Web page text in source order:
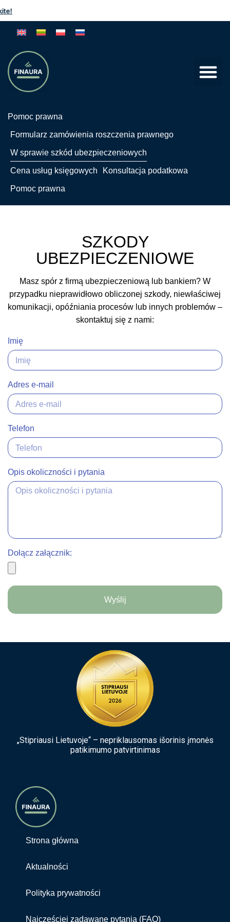
Pomoc prawna
Formularz zamówienia roszczenia prawnego
W sprawie szkód ubezpieczeniowych
Cena usług księgowych Konsultacja podatkowa
Pomoc prawna
SZKODY
UBEZPIECZENIOWE
Masz spór z firmą ubezpieczeniową lub bankiem? W
przypadku nieprawidłowo obliczonej szkody, niewłaściwej
komunikacji, opóźniania procesów lub innych problemów –
skontaktuj się z nami:
Imię
Adres e-mail
Telefon
Opis okoliczności i pytania
Dołącz załącznik:
Wyślij
„Stipriausi Lietuvoje“ – nepriklausomas išorinis įmonės
patikimumo patvirtinimas
Strona główna
Aktualności
Polityka prywatności
Najczęściej zadawane pytania (FAQ)